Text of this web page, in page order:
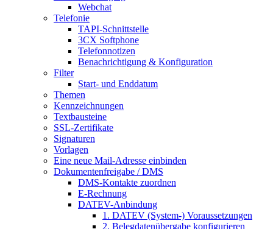
Webchat
Telefonie
TAPI-Schnittstelle
3CX Softphone
Telefonnotizen
Benachrichtigung & Konfiguration
Filter
Start- und Enddatum
Themen
Kennzeichnungen
Textbausteine
SSL-Zertifikate
Signaturen
Vorlagen
Eine neue Mail-Adresse einbinden
Dokumentenfreigabe / DMS
DMS-Kontakte zuordnen
E-Rechnung
DATEV-Anbindung
1. DATEV (System-) Voraussetzungen
2. Belegdatenübergabe konfigurieren